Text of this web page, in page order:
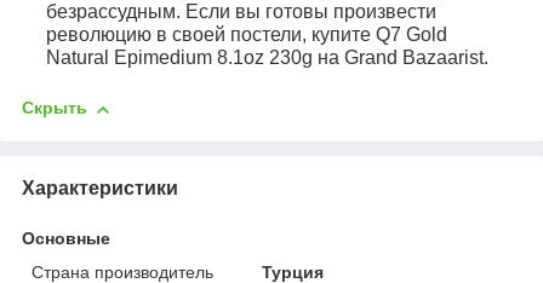
безрассудным. Если вы готовы произвести
революцию в своей постели, купите Q7 Gold
Natural Epimedium 8.1oz 230g на Grand Bazaarist.
Скрыть
Характеристики
Основные
Страна производитель
Турция